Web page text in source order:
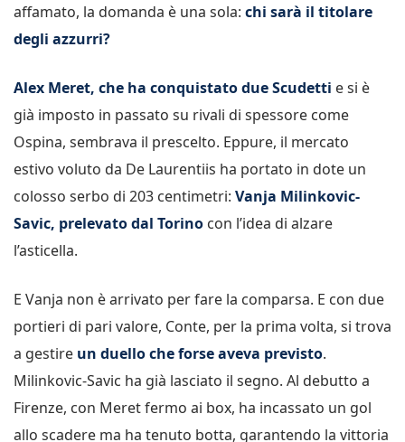
affamato, la domanda è una sola: chi sarà il titolare
degli azzurri?
Alex Meret, che ha conquistato due Scudetti e si è
già imposto in passato su rivali di spessore come
Ospina, sembrava il prescelto. Eppure, il mercato
estivo voluto da De Laurentiis ha portato in dote un
colosso serbo di 203 centimetri: Vanja Milinkovic-
Savic, prelevato dal Torino con l’idea di alzare
l’asticella.
E Vanja non è arrivato per fare la comparsa. E con due
portieri di pari valore, Conte, per la prima volta, si trova
a gestire un duello che forse aveva previsto.
Milinkovic-Savic ha già lasciato il segno. Al debutto a
Firenze, con Meret fermo ai box, ha incassato un gol
allo scadere ma ha tenuto botta, garantendo la vittoria